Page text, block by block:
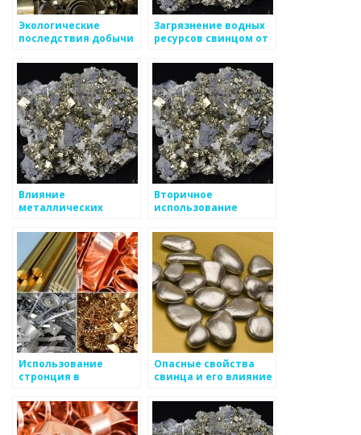
Экологические
последствия добычи
решения
Загрязнение водных
ресурсов свинцом от
промышленности
Влияние
металлических
окружающую среду
Вторичное
использование
отходов в
производстве
Использование
стронция в
пиротехники и
радиоактивных
источников
Опасные свойства
свинца и его влияние